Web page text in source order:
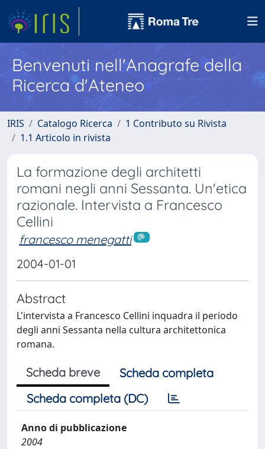
Benvenuti nell'Anagrafe della
Ricerca d'Ateneo
IRIS Catalogo Ricerca
1 Contributo su Rivista
1.1 Articolo in rivista
La formazione degli architetti
romani negli anni Sessanta. Un'etica
razionale. Intervista a Francesco
Cellini
francesco menegatti
2004-01-01
Abstract
L'intervista a Francesco Cellini inquadra il periodo
degli anni Sessanta nella cultura architettonica
romana.
Scheda breve
Scheda completa
Scheda completa (DC)
Anno di pubblicazione
2004